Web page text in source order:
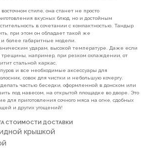
стиле, она станет не просто
вкусных блюд, но и достойным
в сочетании с компактностью. Тандыр
при этом он обладает такой же
более габаритные модели.
ударам, высокой температуре. Даже если
трещины, например, при резком охлаждении, от
стальной каркас.
и все необходимые аксессуары для
совок для чистки и небольшую кочергу.
частью беседки, оформленной в донском или
под навесом, на открытой площадке во дворе. Это
для приготовления сочного мяса на огне, сдобных
и других угощений!
СТОИМОСТИ ДОСТАВКИ
крышкой
Вакансии
7(8512)20-10-17
Адмирала Нахимова 80 "в"